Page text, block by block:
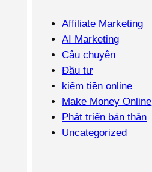
Affiliate Marketing
AI Marketing
Câu chuyện
Đầu tư
kiếm tiền online
Make Money Online
Phát triển bản thân
Uncategorized